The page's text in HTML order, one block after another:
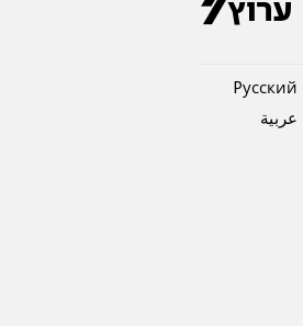
Pусский
عربية